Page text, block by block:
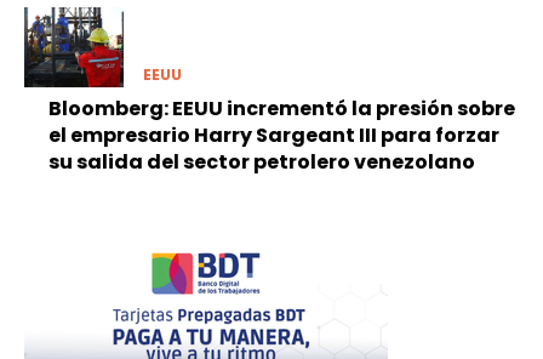
EEUU
Bloomberg: EEUU incrementó la presión sobre
el empresario Harry Sargeant III para forzar
su salida del sector petrolero venezolano